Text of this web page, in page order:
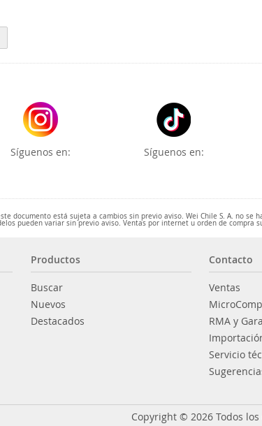
Síguenos en: Síguenos en:
documento está sujeta a cambios sin previo aviso. Wei Chile S. A. no
pueden variar sin previo aviso. Ventas por internet u orden de
Productos
Buscar
Nuevos
Destacados
Contacto
Ventas
RMA y
Servicio
Copyright © 2026 Todos